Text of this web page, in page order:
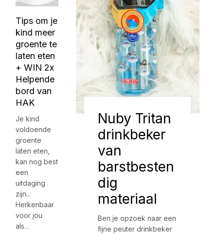
Tips om je
kind meer
groente te
laten eten
+ WIN 2x
Helpende
bord van
HAK
Je kind
voldoende
groente
laten eten,
kan nog best
een
uitdaging
zijn...
Herkenbaar
voor jou
als…
Nuby Tritan
drinkbeker
van
barstbesten
dig
materiaal
Ben je opzoek naar een
fijne peuter drinkbeker